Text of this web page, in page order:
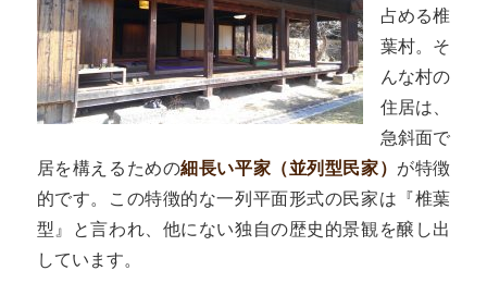
占める椎
葉村。そ
んな村の
住居は、
急斜面で
居を構えるための細長い平家（並列型民家） が特徴
的です。この特徴的な一列平面形式の民家は『椎葉
型』と言われ、他にない独自の歴史的景観を醸し出
しています。